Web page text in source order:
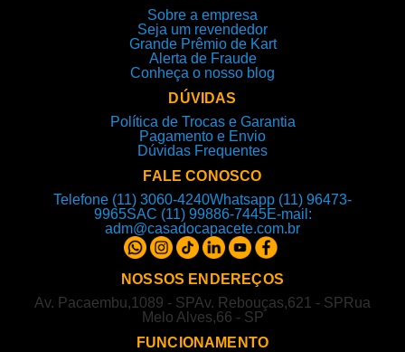
Sobre a empresa
Seja um revendedor
Grande Prêmio de Kart
Alerta de Fraude
Conheça o nosso blog
DÚVIDAS
Política de Trocas e Garantia
Pagamento e Envio
Dúvidas Frequentes
FALE CONOSCO
Telefone (11) 3060-4240Whatsapp (11) 96473-
9965SAC (11) 99886-7445E-mail:
adm@casadocapacete.com.br
NOSSOS ENDEREÇOS
Av. Pacaembu,1089 - SPAv. Rebouças,621 - SP Rua
Melo Alves,66 - SP
FUNCIONAMENTO